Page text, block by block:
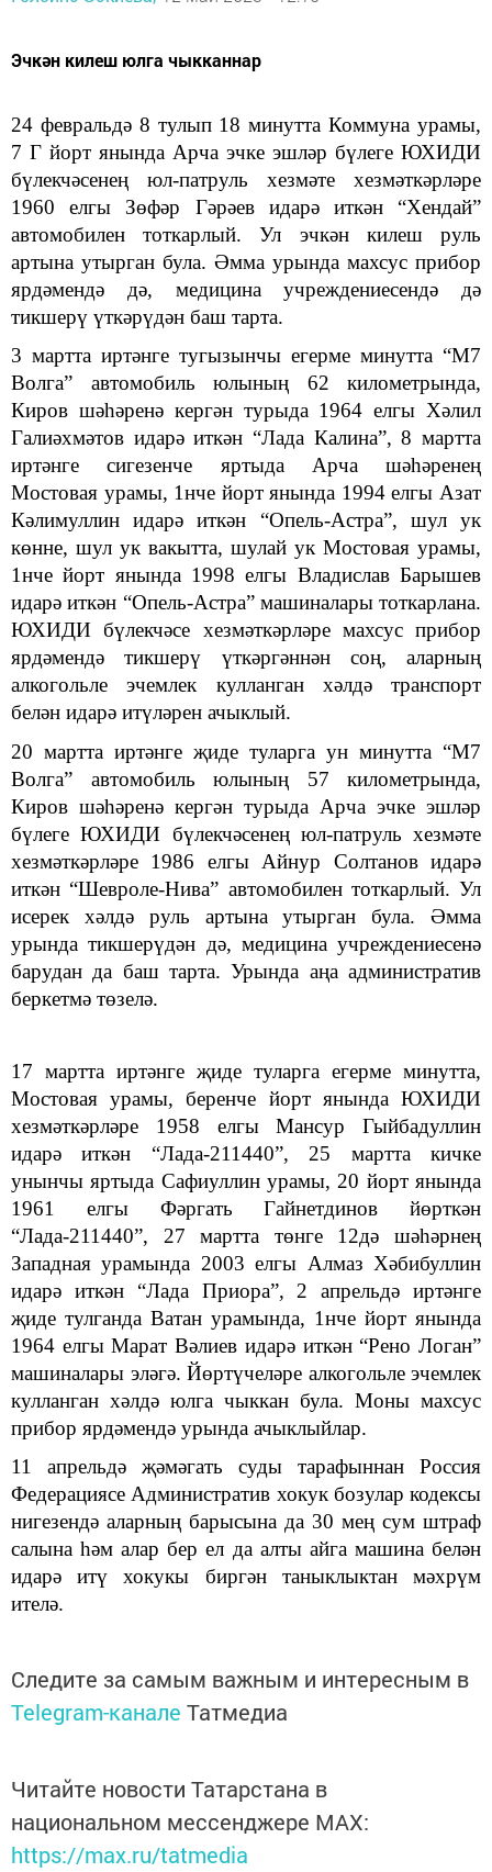
Эчкән килеш юлга чыкканнар
24 февральдә 8 тулып 18 минутта Коммуна урамы,
7 Г йорт янында Арча эчке эшләр бүлеге ЮХИДИ
бүлекчәсенең юл-патруль хезмәте хезмәткәрләре
1960 елгы Зөфәр Гәрәев идарә иткән “Хендай”
автомобилен тоткарлый. Ул эчкән килеш руль
артына утырган була. Әмма урында махсус прибор
ярдәмендә дә, медицина учреждениесендә дә
тикшерү үткәрүдән баш тарта.
3 мартта иртәнге тугызынчы егерме минутта “М7
Волга” автомобиль юлының 62 километрында,
Киров шәһәренә кергән турыда 1964 елгы Хәлил
Галиәхмәтов идарә иткән “Лада Калина”, 8 мартта
иртәнге сигезенче яртыда Арча шәһәренең
Мостовая урамы, 1нче йорт янында 1994 елгы Азат
Кәлимуллин идарә иткән “Опель-Астра”, шул ук
көнне, шул ук вакытта, шулай ук Мостовая урамы,
1нче йорт янында 1998 елгы Владислав Барышев
идарә иткән “Опель-Астра” машиналары тоткарлана.
ЮХИДИ бүлекчәсе хезмәткәрләре махсус прибор
ярдәмендә тикшерү үткәргәннән соң, аларның
алкогольле эчемлек кулланган хәлдә транспорт
белән идарә итүләрен ачыклый.
20 мартта иртәнге җиде туларга ун минутта “М7
Волга” автомобиль юлының 57 километрында,
Киров шәһәренә кергән турыда Арча эчке эшләр
бүлеге ЮХИДИ бүлекчәсенең юл-патруль хезмәте
хезмәткәрләре 1986 елгы Айнур Солтанов идарә
иткән “Шевроле-Нива” автомобилен тоткарлый. Ул
исерек хәлдә руль артына утырган була. Әмма
урында тикшерүдән дә, медицина учреждениесенә
барудан да баш тарта. Урында аңа административ
беркетмә төзелә.
17 мартта иртәнге җиде туларга егерме минутта,
Мостовая урамы, беренче йорт янында ЮХИДИ
хезмәткәрләре 1958 елгы Мансур Гыйбадуллин
идарә иткән “Лада-211440”, 25 мартта кичке
унынчы яртыда Сафиуллин урамы, 20 йорт янында
1961 елгы Фәргать Гайнетдинов йөрткән
“Лада-211440”, 27 мартта төнге 12дә шәһәрнең
Западная урамында 2003 елгы Алмаз Хәбибуллин
идарә иткән “Лада Приора”, 2 апрельдә иртәнге
җиде тулганда Ватан урамында, 1нче йорт янында
1964 елгы Марат Вәлиев идарә иткән “Рено Логан”
машиналары эләгә. Йөртүчеләре алкогольле эчемлек
кулланган хәлдә юлга чыккан була. Моны махсус
прибор ярдәмендә урында ачыклыйлар.
11 апрельдә җәмәгать суды тарафыннан Россия
Федерациясе Административ хокук бозулар кодексы
нигезендә аларның барысына да 30 мең сум штраф
салына һәм алар бер ел да алты айга машина белән
идарә итү хокукы биргән таныклыктан мәхрүм
ителә.
Следите за самым важным и интересным в
Telegram-канале Татмедиа
Читайте новости Татарстана в
национальном мессенджере MАХ:
https://max.ru/tatmedia